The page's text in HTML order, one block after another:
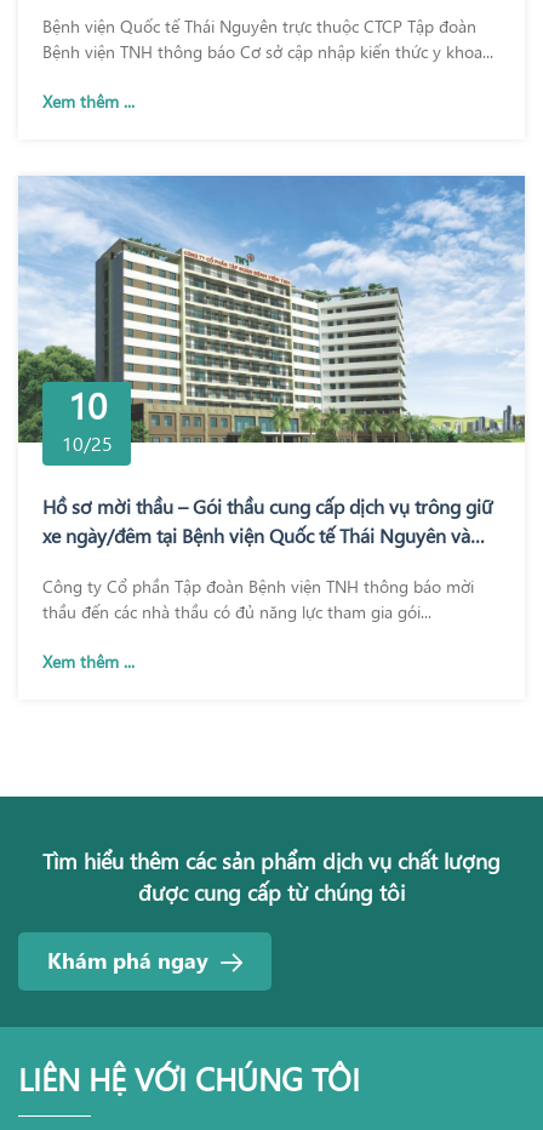
Bệnh viện Quốc tế Thái Nguyên trực thuộc CTCP Tập đoàn
Bệnh viện TNH thông báo Cơ sở cập nhập kiến thức y khoa...
Xem thêm ...
10
10/25
Hồ sơ mời thầu – Gói thầu cung cấp dịch vụ trông giữ
xe ngày/đêm tại Bệnh viện Quốc tế Thái Nguyên và
Công ty Cổ phần Tập đoàn Bệnh viện TNH thông báo mời
thầu đến các nhà thầu có đủ năng lực tham gia gói...
Xem thêm ...
Tìm hiểu thêm các sản phẩm dịch vụ chất lượng
được cung cấp từ chúng tôi
Khám phá ngay
LIÊN HỆ VỚI CHÚNG TÔI